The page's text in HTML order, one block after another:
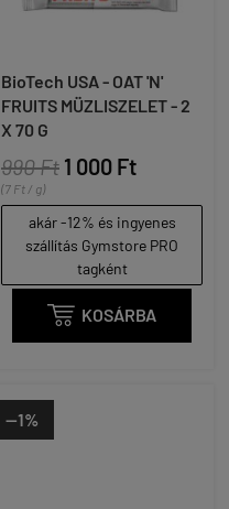
BioTech USA - OAT 'N'
FRUITS MÜZLISZELET - 2
X 70 G
990 Ft 1 000 Ft
(7 Ft / g)
akár -12% és ingyenes
szállítás Gymstore PRO
tagként
 KOSÁRBA
--1%